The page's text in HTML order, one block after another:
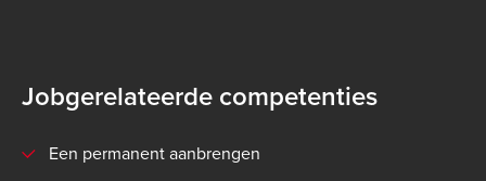
Jobgerelateerde competenties
Een permanent aanbrengen